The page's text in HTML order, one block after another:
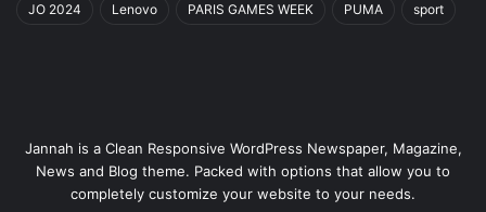
JO 2024 Lenovo PARIS GAMES WEEK PUMA sport
Jannah is a Clean Responsive WordPress Newspaper, Magazine,
News and Blog theme. Packed with options that allow you to
completely customize your website to your needs.